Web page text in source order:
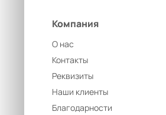
Компания
О нас
Контакты
Реквизиты
Наши клиенты
Благодарности